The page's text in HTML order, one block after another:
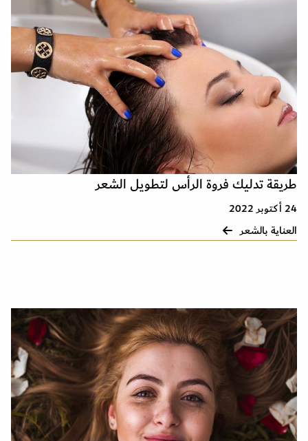
طريقة تدليك فروة الرأس لتطويل الشعر
24 أكتوبر 2022
العناية بالشعر